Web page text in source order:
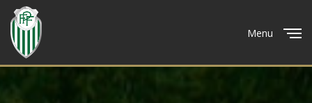
Menu